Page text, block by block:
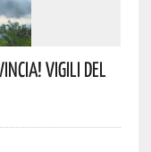
Vigili Del